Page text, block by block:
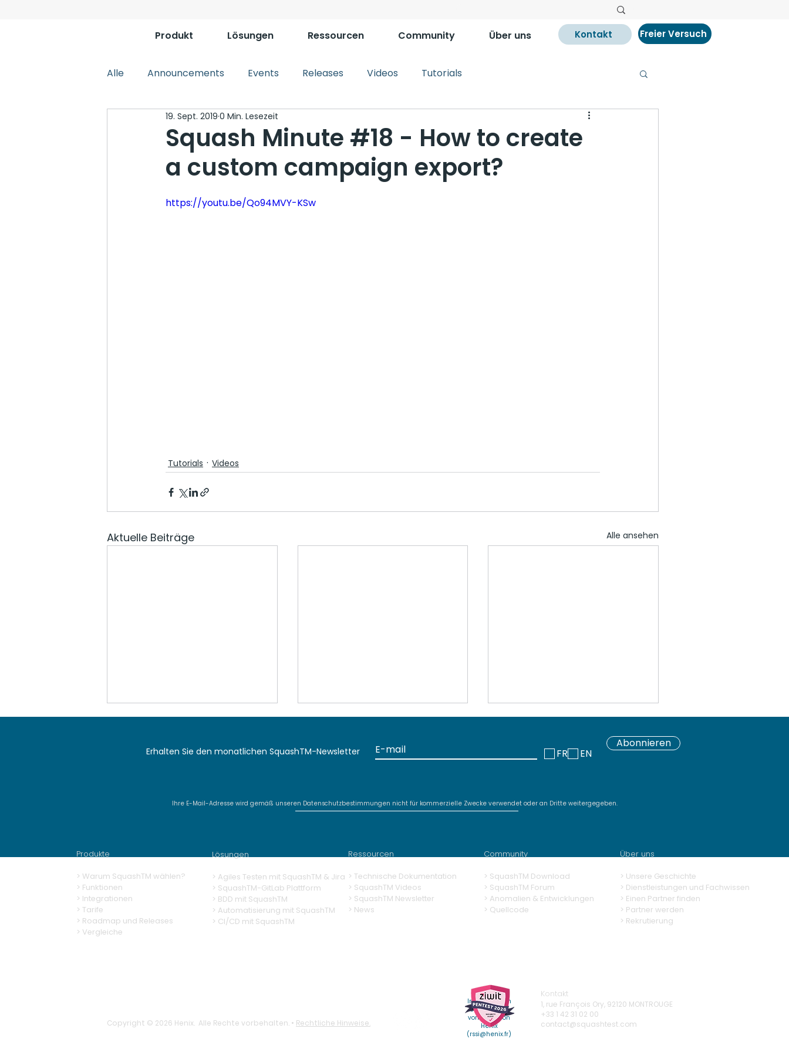
Produkt Lösungen Ressourcen Community Über uns Kontakt Freier Versuch
Alle Announcements Events Releases Videos Tutorials
Squash Minute #18 - How to create
a custom campaign export?
19. Sept. 2019 0 Min. Lesezeit
https://youtu.be/Qo94MVY-KSw
Tutorials Videos
Aktuelle Beiträge Alle ansehen
Sovereignty,
SquashTM 13
Erhalten Sie den monatlichen SquashTM-Newsletter FR EN
Abonnieren
Ihre E-Mail-Adresse wird gemäß unseren Datenschutzbestimmungen nicht für kommerzielle Zwecke verwendet oder an Dritte weitergegeben.
Produkte
> Warum SquashTM wählen?
> Funktionen
> Integrationen
> Tarife
> Roadmap und Releases
> Vergleiche
Lösungen
> Agiles Testen mit SquashTM & Jira
> SquashTM-GitLab Plattform
> BDD mit SquashTM
> Automatisierung mit SquashTM
> CI/CD mit SquashTM
Ressourcen
> Technische Dokumentation
> SquashTM Videos
> SquashTM Newsletter
> News
Community
> SquashTM Download
> SquashTM Forum
> Anomalien & Entwicklungen
> Quellcode
Über uns
> Unsere Geschichte
> Dienstleistungen und Fachwissen
> Einen Partner finden
> Partner werden
> Rekrutierung
Weitere
Informationen
erhalten Sie
vom RSSI von
Henix
(rssi@henix.fr)
Copyright © 2026 Henix. Alle Rechte vorbehalten. • Rechtliche Hinweise.
Kontakt
1, rue François Ory, 92120 MONTROUGE
+33 1 42 31 02 00
contact@squashtest.com